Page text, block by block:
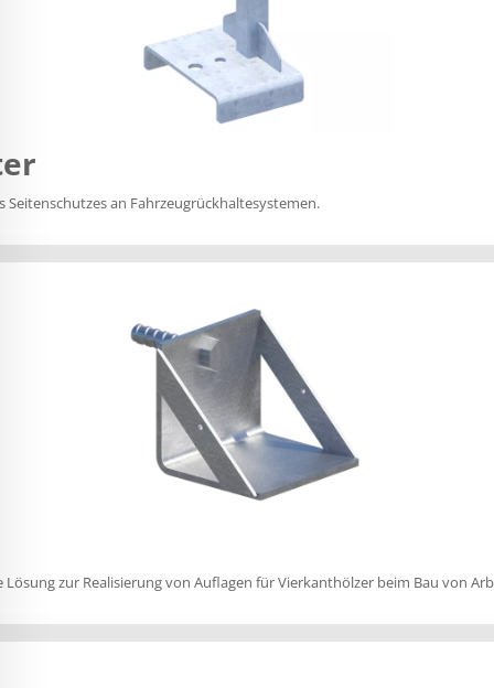
an Fahrzeugrückhaltesystemen.
zur Realisierung von Auflagen für Vierkanthölzer beim Bau von